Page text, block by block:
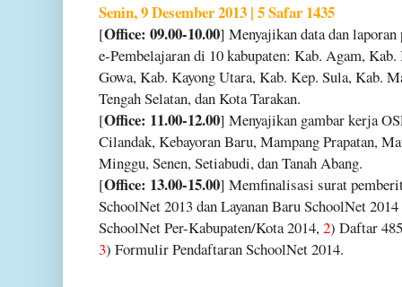
Senin, 9 Desember 2013 | 5 Safar 1435
[Office: 09.00-10.00] Menyajikan data dan
e-Pembelajaran di 10 kabupaten: Kab. Agam,
Gowa, Kab. Kayong Utara, Kab. Kep. Sula, Kab.
Tengah Selatan, dan Kota Tarakan.
[Office: 11.00-12.00] Menyajikan gambar kerja
Cilandak, Kebayoran Baru, Mampang Prapatan,
Minggu, Senen, Setiabudi, dan Tanah Abang.
[Office: 13.00-15.00] Memfinalisasi surat
SchoolNet 2013 dan Layanan Baru SchoolNet
SchoolNet Per-Kabupaten/Kota 2014,2) Daftar
3) Formulir Pendaftaran SchoolNet 2014.